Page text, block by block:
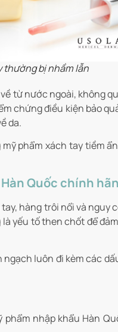
thường bị nhầm lẫn
từ nước ngoài, không
chứng điều kiện bảo
da.
phẩm xách tay tiềm
Quốc chính
hàng trôi nổi và nguy
yếu tố then chốt để
luôn đi kèm các
nhập khẩu Hàn